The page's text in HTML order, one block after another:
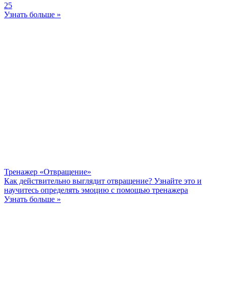
25
Узнать больше »
Тренажер «Отвращение»
Как действительно выглядит отвращение? Узнайте это и
научитесь определять эмоцию с помощью тренажера
Узнать больше »